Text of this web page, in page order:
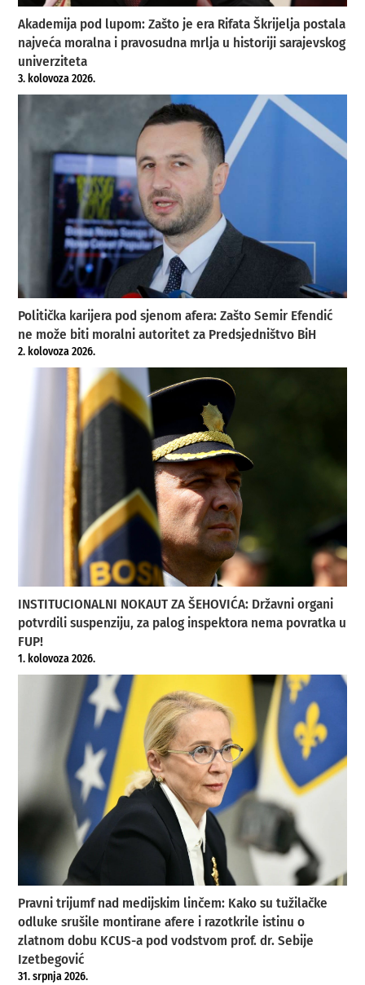
Akademija pod lupom: Zašto je era Rifata Škrijelja postala
najveća moralna i pravosudna mrlja u historiji sarajevskog
univerziteta
3. kolovoza 2026.
Politička karijera pod sjenom afera: Zašto Semir Efendić
ne može biti moralni autoritet za Predsjedništvo BiH
2. kolovoza 2026.
INSTITUCIONALNI NOKAUT ZA ŠEHOVIĆA: Državni organi
potvrdili suspenziju, za palog inspektora nema povratka u
FUP!
1. kolovoza 2026.
Pravni trijumf nad medijskim linčem: Kako su tužilačke
odluke srušile montirane afere i razotkrile istinu o
zlatnom dobu KCUS-a pod vodstvom prof. dr. Sebije
Izetbegović
31. srpnja 2026.